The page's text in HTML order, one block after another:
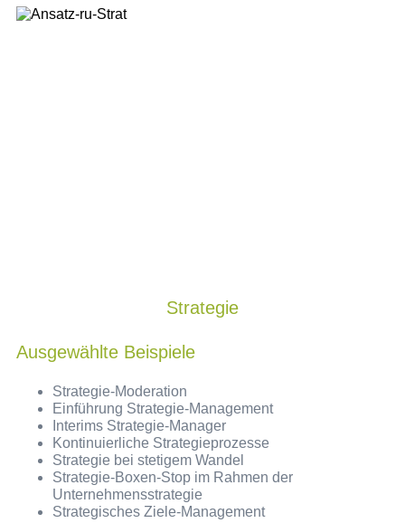
Strategie
Ausgewählte Beispiele
Strategie-Moderation
Einführung Strategie-Management
Interims Strategie-Manager
Kontinuierliche Strategieprozesse
Strategie bei stetigem Wandel
Strategie-Boxen-Stop im Rahmen der
Unternehmensstrategie
Strategisches Ziele-Management